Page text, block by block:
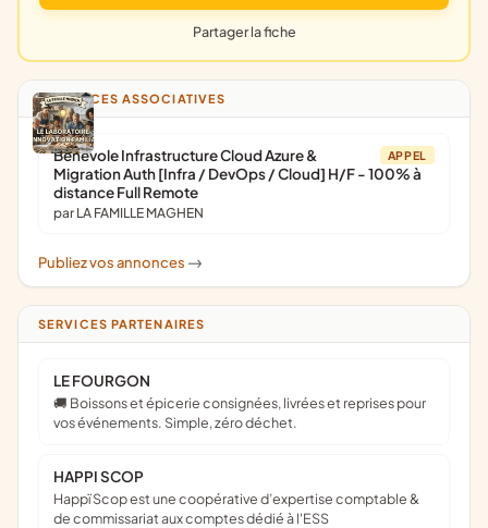
Partager la fiche
ANNONCES ASSOCIATIVES
APPEL
Bénévole Infrastructure Cloud Azure &
Migration Auth [Infra / DevOps / Cloud] H/F - 100% à
distance Full Remote
par LA FAMILLE MAGHEN
Publiez vos annonces ->
SERVICES PARTENAIRES
LE FOURGON
🚚 Boissons et épicerie consignées, livrées et reprises pour
vos événements. Simple, zéro déchet.
HAPPI SCOP
Happï Scop est une coopérative d’expertise comptable &
de commissariat aux comptes dédié à l'ESS